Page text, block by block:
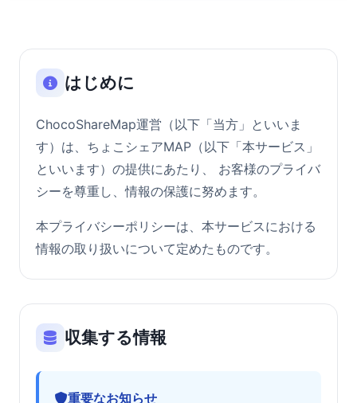
はじめに
ChocoShareMap運営（以下「当方」といいま
す）は、ちょこシェアMAP（以下「本サービス」
といいます）の提供にあたり、 お客様のプライバ
シーを尊重し、情報の保護に努めます。
本プライバシーポリシーは、本サービスにおける
情報の取り扱いについて定めたものです。
収集する情報
重要なお知らせ